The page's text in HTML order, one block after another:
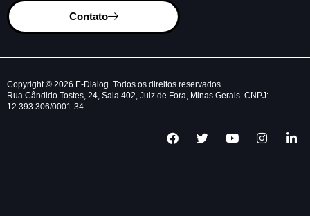
Contato
Copyright © 2026 E-Dialog. Todos os direitos reservados.
Rua Cândido Tostes, 24, Sala 402, Juiz de Fora, Minas Gerais. CNPJ:
12.393.306/0001-34